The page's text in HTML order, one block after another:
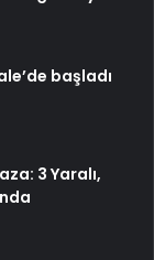
başladı
3 Yaralı,